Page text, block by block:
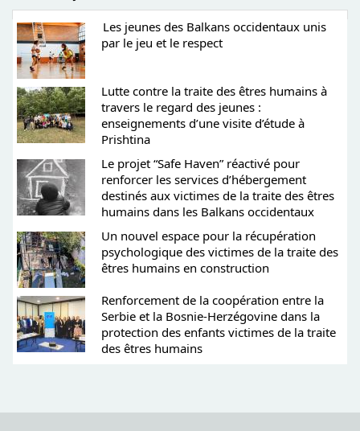
Les jeunes des Balkans occidentaux unis
par le jeu et le respect
Lutte contre la traite des êtres humains à
travers le regard des jeunes :
enseignements d’une visite d’étude à
Prishtina
Le projet “Safe Haven” réactivé pour
renforcer les services d’hébergement
destinés aux victimes de la traite des êtres
humains dans les Balkans occidentaux
Un nouvel espace pour la récupération
psychologique des victimes de la traite des
êtres humains en construction
Renforcement de la coopération entre la
Serbie et la Bosnie-Herzégovine dans la
protection des enfants victimes de la traite
des êtres humains